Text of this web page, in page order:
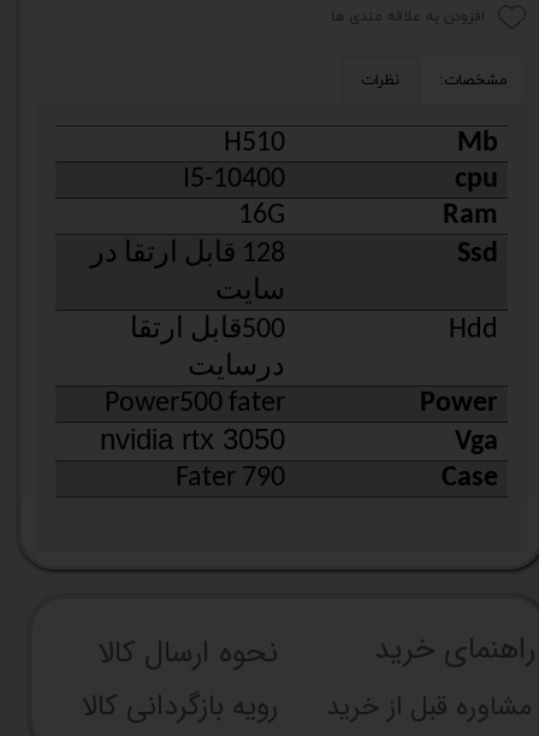
افزودن به علاقه مندی ها
مشخصات: نظرات
Mb
H510
cpu
I5-10400
Ram
16G
Ssd
128 قابل ارتقا در
سایت
Hdd
500قابل ارتقا
درسایت
Power
Power500 fater
Vga
nvidia rtx 3050
Case
Fater 790
راهنما​​​​​​​​​​​​​​ی خرید نحوه ارسال کالا
مشاوره قبل از خرید رویه بازگردانی کالا